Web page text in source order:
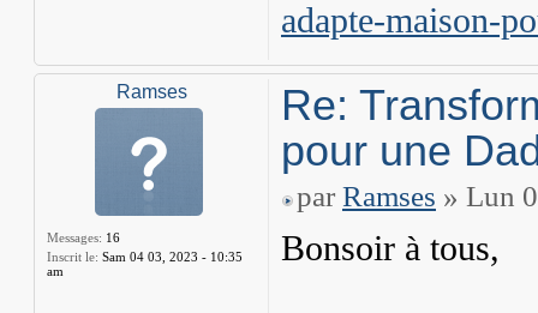
adapte-maison-
Ramses
Messages: 16
Inscrit le: Sam 04 03, 2023 - 10:35
am
Re:
pour une
par Ramses » Lun
Bonsoir à tous,